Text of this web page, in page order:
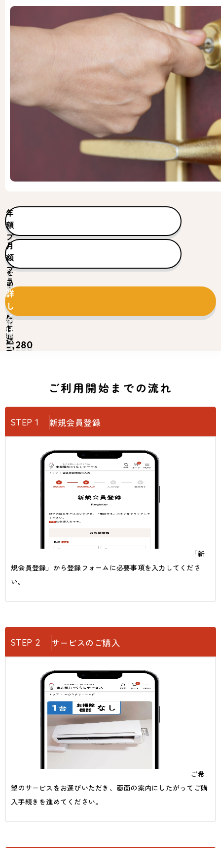
年
額
プ
ラ
ン
を
申
し
込
む
年
額
5,280
円
月
額
プ
ラ
ン
を
申
し
込
む
詳
し
く
は
こ
ご利用開始までの流れ
STEP 1 新規会員登録
「新
規会員登録」から登録フォームに必要事項を入力してくださ
い。
STEP 2 サービスのご購入
ご希
望のサービスをお選びいただき、画面の案内にしたがってご購
入手続きを進めてください。